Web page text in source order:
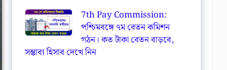
7th Pay Commission:
পশ্চিমবঙ্গে ৭ম বেতন কমিশন
গঠন। কত টাকা বেতন বাড়বে,
সম্ভাব্য হিসাব দেখে নিন